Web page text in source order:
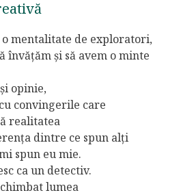
o mentalitate de exploratori,
învățăm și să avem o minte
opinie,
convingerile care
realitatea
dintre ce spun alți
spun eu mie.
ca un detectiv.
lumea